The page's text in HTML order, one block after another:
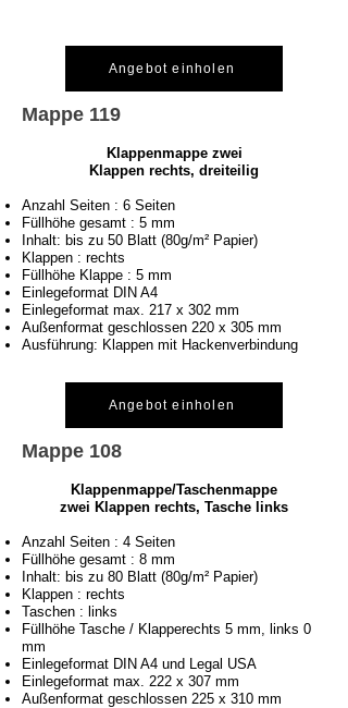
Angebot einholen
Mappe 119
Klappenmappe zwei
Klappen rechts, dreiteilig
Anzahl Seiten : 6 Seiten
Füllhöhe gesamt : 5 mm
Inhalt: bis zu 50 Blatt (80g/m² Papier)
Klappen : rechts
Füllhöhe Klappe : 5 mm
Einlegeformat DIN A4
Einlegeformat max. 217 x 302 mm
Außenformat geschlossen 220 x 305 mm
Ausführung: Klappen mit Hackenverbindung
Angebot einholen
Mappe 108
Klappenmappe/Taschenmappe
zwei Klappen rechts, Tasche links
Anzahl Seiten : 4 Seiten
Füllhöhe gesamt : 8 mm
Inhalt: bis zu 80 Blatt (80g/m² Papier)
Klappen : rechts
Taschen : links
Füllhöhe Tasche / Klapperechts 5 mm, links 0
mm
Einlegeformat DIN A4 und Legal USA
Einlegeformat max. 222 x 307 mm
Außenformat geschlossen 225 x 310 mm